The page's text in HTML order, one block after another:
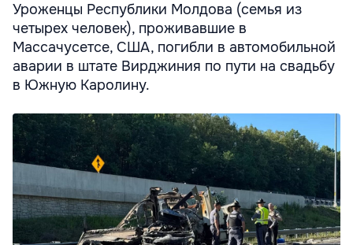
Уроженцы Республики Молдова (семья из
четырех человек), проживавшие в
Массачусетсе, США, погибли в автомобильной
аварии в штате Вирджиния по пути на свадьбу
в Южную Каролину.